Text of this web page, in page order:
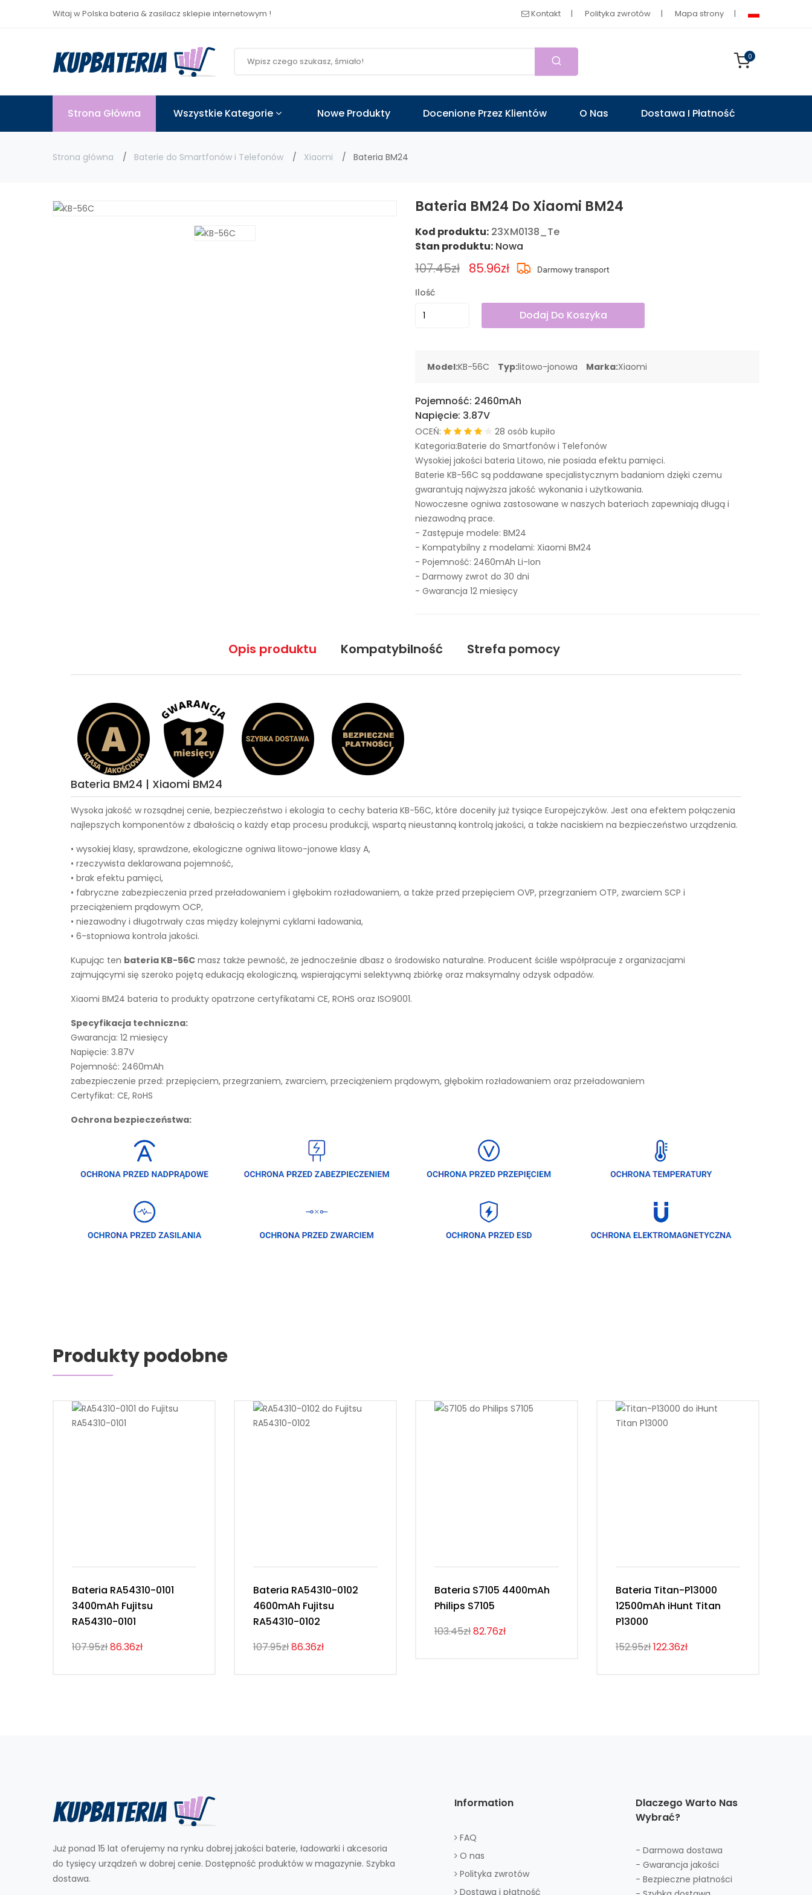
Witaj w Polska bateria & zasilacz sklepie internetowym ! Kontakt Polityka zwrotów Mapa strony
0
Strona Główna Wszystkie Kategorie Nowe Produkty Docenione Przez Klientów O Nas Dostawa I Płatność
Strona główna Baterie do Smartfonów i Telefonów Xiaomi Bateria BM24
Bateria BM24 Do Xiaomi BM24
Kod produktu: 23XM0138_Te
Stan produktu: Nowa
107.45zł 85.96zł
Ilość
Dodaj Do Koszyka
Model:KB-56C Typ:litowo-jonowa Marka:Xiaomi
Pojemność: 2460mAh
Napięcie: 3.87V
OCEŃ:
28 osób kupiło
Kategoria:Baterie do Smartfonów i Telefonów
Wysokiej jakości bateria Litowo, nie posiada efektu pamięci.
Baterie KB-56C są poddawane specjalistycznym badaniom dzięki czemu
gwarantują najwyższa jakość wykonania i użytkowania.
Nowoczesne ogniwa zastosowane w naszych bateriach zapewniają długą i
niezawodną prace.
- Zastępuje modele: BM24
- Kompatybilny z modelami: Xiaomi BM24
- Pojemność: 2460mAh Li-Ion
- Darmowy zwrot do 30 dni
- Gwarancja 12 miesięcy
Opis produktu Kompatybilność Strefa pomocy
Bateria BM24 | Xiaomi BM24
Wysoka jakość w rozsądnej cenie, bezpieczeństwo i ekologia to cechy bateria KB-56C, które doceniły już tysiące Europejczyków. Jest ona efektem połączenia
najlepszych komponentów z dbałością o każdy etap procesu produkcji, wspartą nieustanną kontrolą jakości, a także naciskiem na bezpieczeństwo urządzenia.
• wysokiej klasy, sprawdzone, ekologiczne ogniwa litowo-jonowe klasy A,
• rzeczywista deklarowana pojemność,
• brak efektu pamięci,
• fabryczne zabezpieczenia przed przeładowaniem i głębokim rozładowaniem, a także przed przepięciem OVP, przegrzaniem OTP, zwarciem SCP i
przeciążeniem prądowym OCP,
• niezawodny i długotrwały czas między kolejnymi cyklami ładowania,
• 6-stopniowa kontrola jakości.
Kupując ten bateria KB-56C masz także pewność, że jednocześnie dbasz o środowisko naturalne. Producent ściśle współpracuje z organizacjami
zajmującymi się szeroko pojętą edukacją ekologiczną, wspierającymi selektywną zbiórkę oraz maksymalny odzysk odpadów.
Xiaomi BM24 bateria to produkty opatrzone certyfikatami CE, ROHS oraz ISO9001.
Specyfikacja techniczna:
Gwarancja: 12 miesięcy
Napięcie: 3.87V
Pojemność: 2460mAh
zabezpieczenie przed: przepięciem, przegrzaniem, zwarciem, przeciążeniem prądowym, głębokim rozładowaniem oraz przeładowaniem
Certyfikat: CE, RoHS
Ochrona bezpieczeństwa:
Produkty podobne
Bateria RA54310-0101
3400mAh Fujitsu
RA54310-0101
107.95zł86.36zł
Bateria RA54310-0102
4600mAh Fujitsu
RA54310-0102
107.95zł86.36zł
Bateria S7105 4400mAh
Philips S7105
103.45zł82.76zł
Bateria Titan-P13000
12500mAh iHunt Titan
P13000
152.95zł122.36zł
Już ponad 15 lat oferujemy na rynku dobrej jakości baterie, ładowarki i akcesoria
do tysięcy urządzeń w dobrej cenie. Dostępność produktów w magazynie. Szybka
dostawa.
Information
FAQ
O nas
Polityka zwrotów
Dostawa i płatność
Dlaczego Warto Nas
Wybrać?
- Darmowa dostawa
- Gwarancja jakości
- Bezpieczne płatności